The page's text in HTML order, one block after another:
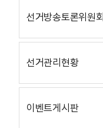
선거방송토론위원회
선거관리현황
이벤트게시판